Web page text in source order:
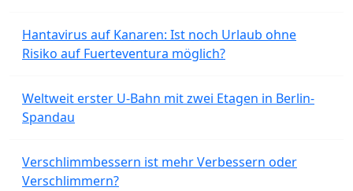
Hantavirus auf Kanaren: Ist noch Urlaub ohne
Risiko auf Fuerteventura möglich?
Weltweit erster U-Bahn mit zwei Etagen in Berlin-
Spandau
Verschlimmbessern ist mehr Verbessern oder
Verschlimmern?